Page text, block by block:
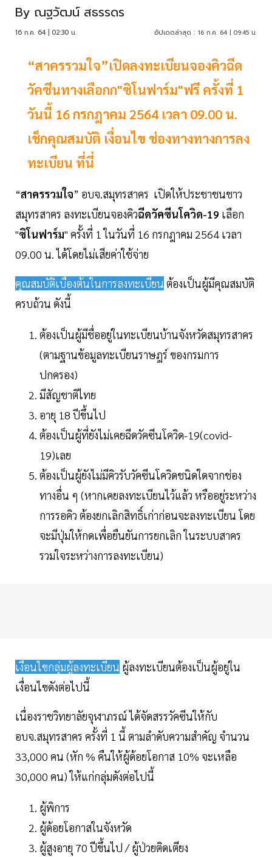
By ณฐวัฒน์ สธรรดร
16 ก.ค. 64 | 02:30 น. อัปเดตล่าสุด : 16 ก.ค. 64 | 09:45 น.
“สาครรวมใจ”เปิดลงทะเบียนจองคิวฉีด
วัคซีนทางเลือกก"ซิโนฟาร์ม"ฟรี ครั้งที่ 1
วันนี้ 16 กรกฎาคม 2564 เวลา 09.00 น.
เช็กคุณสมบัติ เงื่อนไข ช่องทางทางการลง
ทะเบียน ที่นี่
“สาครรวมใจ” อบจ.สมุทรสาคร เปิดให้ประชาชนชาว
สมุทรสาคร ลงทะเบียนจองคิวฉีดวัคซีนโควิด-19 เลือก
"ซิโนฟาร์ม" ครั้งที่ 1 ในวันที่ 16 กรกฎาคม 2564 เวลา
09.00 น. ได้โดยไม่เสียค่าใช้จ่าย
คุณสมบัติเบื้องต้นในการลงทะเบียน ต้องเป็นผู้มีคุณสมบัติ
ครบถ้วน ดังนี้
ต้องเป็นผู้มีชื่ออยู่ในทะเบียนบ้านจังหวัดสมุทรสาคร
(ตามฐานข้อมูลทะเบียนราษฎร์ ของกรมการ
ปกครอง)
มีสัญชาติไทย
อายุ 18 ปีขึ้นไป
ต้องเป็นผู้ที่ยังไม่เคยฉีดวัคซีนโควิด-19(covid-
19)เลย
ต้องเป็นผู้ยังไม่มีคิวรับวัคซีนโควิดชนิดใดจากช่อง
ทางอื่น ๆ (หากเคยลงทะเบียนไว้แล้ว หรืออยู่ระหว่าง
การรอคิว ต้องยกเลิกสิทธิ์เก่าก่อนจะลงทะเบียน โดย
จะมีปุ่มให้กดเพื่อยืนยันการยกเลิก ในระบบสาคร
รวมใจระหว่างการลงทะเบียน)
เงื่อนไขกลุ่มผู้ลงทะเบียน ผู้ลงทะเบียนต้องเป็นผู้อยู่ใน
เงื่อนไขดังต่อไปนี้
เนื่องราชวิทยาลัยจุฬาภรณ์ ได้จัดสรรวัคซีนให้กับ
อบจ.สมุทรสาคร ครั้งที่ 1 นี้ ตามลำดับความสำคัญ จำนวน
33,000 คน (หัก % คืนให้ผู้ด้อยโอกาส 10% จะเหลือ
30,000 คน) ให้แก่กลุ่มดังต่อไปนี้
ผู้พิการ
ผู้ด้อยโอกาสในจังหวัด
ผู้สูงอายุ 70 ปีขึ้นไป / ผู้ป่วยติดเตียง